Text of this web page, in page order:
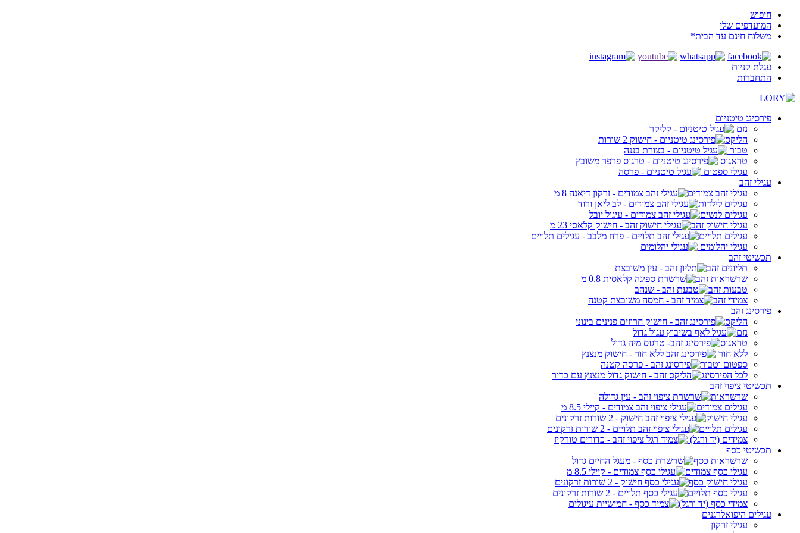
חיפוש
המועדפים שלי
משלוח חינם עד הבית*
עגלת קניות
התחברות
פירסינג טיטניום
נזם
הליקס
טבור
טראגוס
עגילי ספטום
עגילי זהב
עגילי זהב צמודים
עגילים לילדות
עגילים לנשים
עגילי חישוק זהב
עגילים תלויים
עגילי יהלומים
תכשיטי זהב
תליונים זהב
שרשראות זהב
טבעות זהב
צמידי זהב
פירסינג זהב
הליקס
נזם
טראגוס
ללא חור
ספטום וטבור
לכל הפירסינג
תכשיטי ציפוי זהב
שרשראות
עגילים צמודים
עגילי חישוק
עגילים תלויים
צמידים (יד ורגל)
תכשיטי כסף
שרשראות כסף
עגילי כסף צמודים
עגילי חישוק כסף
עגילי כסף תלויים
צמידי כסף (יד ורגל)
עגילים היפואלרגנים
עגילי זרקון